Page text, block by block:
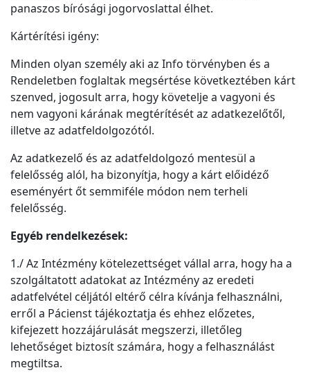
panaszos bírósági jogorvoslattal élhet.
Kártérítési igény:
Minden olyan személy aki az Info törvényben és a
Rendeletben foglaltak megsértése következtében kárt
szenved, jogosult arra, hogy követelje a vagyoni és
nem vagyoni kárának megtérítését az adatkezelőtől,
illetve az adatfeldolgozótól.
Az adatkezelő és az adatfeldolgozó mentesül a
felelősség alól, ha bizonyítja, hogy a kárt előidéző
eseményért őt semmiféle módon nem terheli
felelősség.
Egyéb rendelkezések:
1./ Az Intézmény kötelezettséget vállal arra, hogy ha a
szolgáltatott adatokat az Intézmény az eredeti
adatfelvétel céljától eltérő célra kívánja felhasználni,
erről a Pácienst tájékoztatja és ehhez előzetes,
kifejezett hozzájárulását megszerzi, illetőleg
lehetőséget biztosít számára, hogy a felhasználást
megtiltsa.